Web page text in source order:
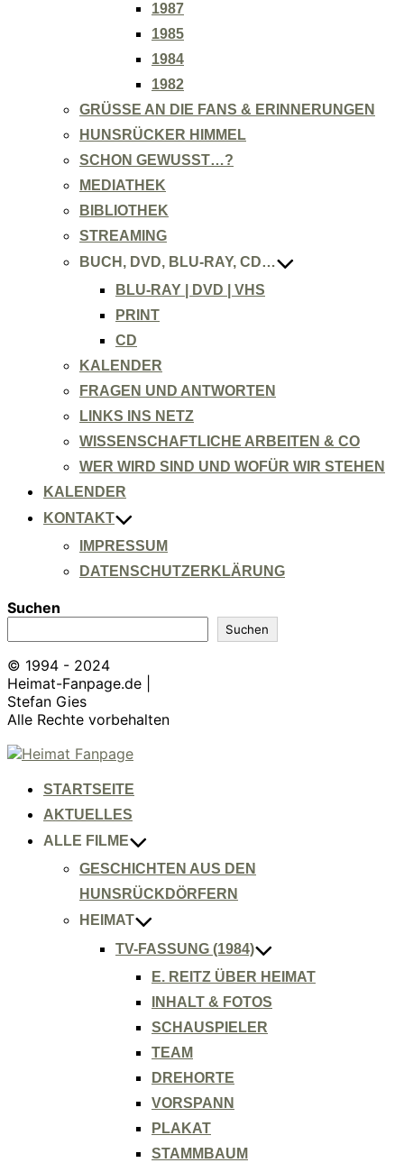
1987
1985
1984
1982
GRÜSSE AN DIE FANS & ERINNERUNGEN
HUNSRÜCKER HIMMEL
SCHON GEWUSST…?
MEDIATHEK
BIBLIOTHEK
STREAMING
BUCH, DVD, BLU-RAY, CD…
BLU-RAY | DVD | VHS
PRINT
CD
KALENDER
FRAGEN UND ANTWORTEN
LINKS INS NETZ
WISSENSCHAFTLICHE ARBEITEN & CO
WER WIRD SIND UND WOFÜR WIR STEHEN
KALENDER
KONTAKT
IMPRESSUM
DATENSCHUTZERKLÄRUNG
Suchen
Suchen
© 1994 - 2024
Heimat-Fanpage.de |
Stefan Gies
Alle Rechte vorbehalten
Zum
springenSTARTSEITE
AKTUELLES
ALLE FILME
GESCHICHTEN AUS DEN
HUNSRÜCKDÖRFERN
HEIMAT
TV-FASSUNG (1984)
E. REITZ ÜBER HEIMAT
INHALT & FOTOS
SCHAUSPIELER
TEAM
DREHORTE
VORSPANN
PLAKAT
STAMMBAUM